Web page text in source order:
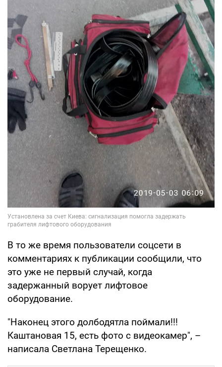
В то же время пользователи соцсети в
комментариях к публикации сообщили, что
это уже не первый случай, когда
задержанный ворует лифтовое
оборудование.
"Наконец этого долбодятла поймали!!!
Каштановая 15, есть фото с видеокамер", –
написала Светлана Терещенко.